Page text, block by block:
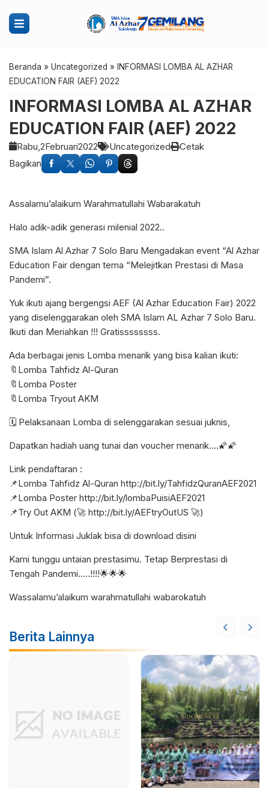
Beranda » Uncategorized »
INFORMASI LOMBA AL AZHAR
EDUCATION FAIR (AEF) 2022
INFORMASI LOMBA AL AZHAR
EDUCATION FAIR (AEF) 2022
Rabu,2Februari2022 Uncategorized
Cetak
Bagikan
Assalamu’alaikum Warahmatullahi Wabarakatuh
Halo adik-adik generasi milenial 2022..
SMA Islam Al Azhar 7 Solo Baru Mengadakan event “Al Azhar
Education Fair dengan tema “Melejitkan Prestasi di Masa
Pandemi”.
Yuk ikuti ajang bergengsi AEF (Al Azhar Education Fair) 2022
yang diselenggarakan oleh SMA Islam AL Azhar 7 Solo Baru.
Ikuti dan Meriahkan !!! Gratissssssss.
Ada berbagai jenis Lomba menarik yang bisa kalian ikuti:
🔖Lomba Tahfidz Al-Quran
🔖Lomba Poster
🔖Lomba Tryout AKM
🗓️ Pelaksanaan Lomba di selenggarakan sesuai juknis,
Dapatkan hadiah uang tunai dan voucher menarik….🌠🌠
Link pendaftaran :
📌Lomba Tahfidz Al-Quran http://bit.ly/TahfidzQuranAEF2021
📌Lomba Poster http://bit.ly/lombaPuisiAEF2021
📌Try Out AKM (🚀 http://bit.ly/AEFtryOutUS 🚀)
Untuk Informasi Juklak bisa di download disini
Kami tunggu untaian prestasimu. Tetap Berprestasi di
Tengah Pandemi…..!!!!🌟🌟🌟
Wassalamu’alaikum warahmatullahi wabarokatuh
Berita Lainnya